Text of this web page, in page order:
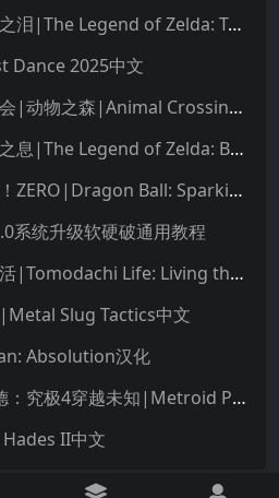
塞尔达传说：王国之泪|The Legend of Zelda: Tears of the Kingdom中文
Dance 2025中文
集合啦！动物森友会|动物之森|Animal Crossing: New Horizons中文
塞尔达传说：旷野之息|The Legend of Zelda: Breath of the Wild中文
七龙珠：电光炸裂！ZERO|Dragon Ball: Sparking! Zero中文
系统升级软硬破通用教程
朋友收集：梦想生活|Tomodachi Life: Living the Dream中文
Slug Tactics中文
Absolution汉化
银河战士|密特罗德：究极4穿越未知|Metroid Prime 4: Beyond中文
II中文